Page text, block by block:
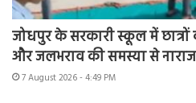
जोधपुर के सरकारी स्कूल में छात्रों
और जलभराव की समस्या से नाराज
7 August 2026 - 4:49 PM